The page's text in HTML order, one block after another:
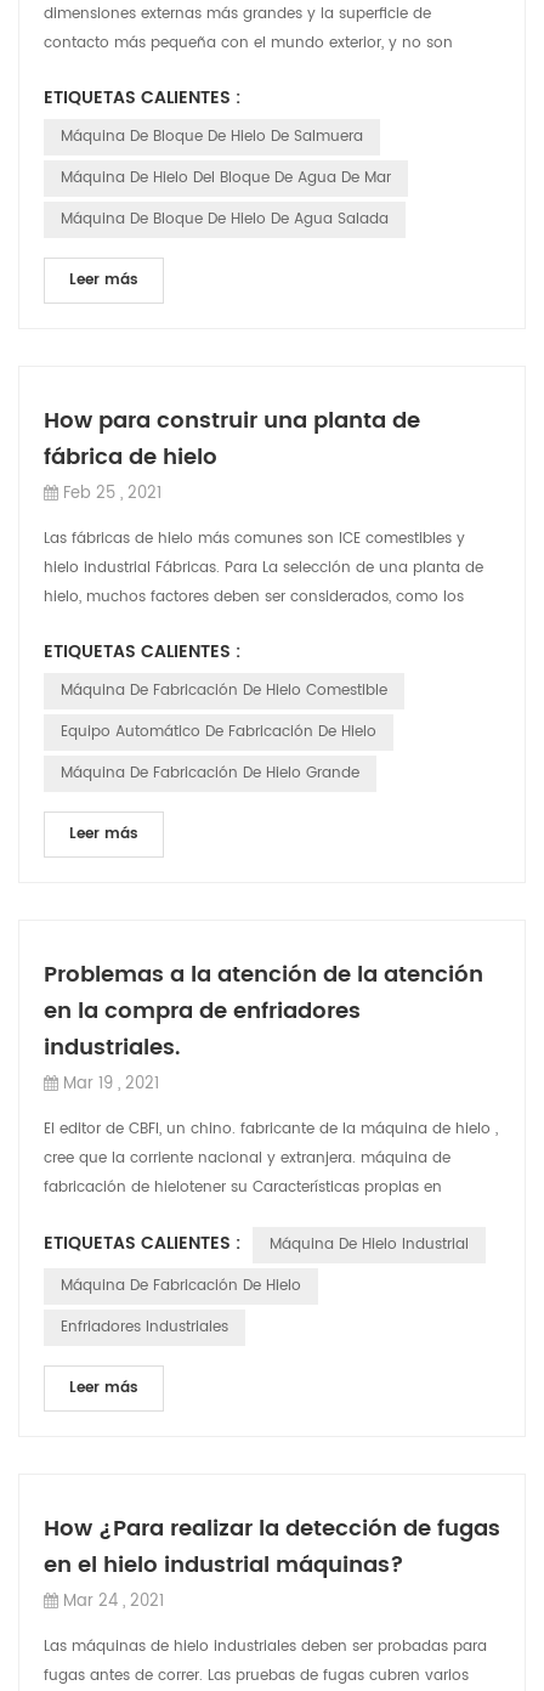
dimensiones externas más grandes y la superficie de
contacto más pequeña con el mundo exterior, y no son
ETIQUETAS CALIENTES :
Máquina De Bloque De Hielo De Salmuera
Máquina De Hielo Del Bloque De Agua De Mar
Máquina De Bloque De Hielo De Agua Salada
Leer más
How para construir una planta de
fábrica de hielo
Feb 25 , 2021
Las fábricas de hielo más comunes son ICE comestibles y
hielo industrial Fábricas. Para La selección de una planta de
hielo, muchos factores deben ser considerados, como los
ETIQUETAS CALIENTES :
Máquina De Fabricación De Hielo Comestible
Equipo Automático De Fabricación De Hielo
Máquina De Fabricación De Hielo Grande
Leer más
Problemas a la atención de la atención
en la compra de enfriadores
industriales.
Mar 19 , 2021
El editor de CBFI, un chino. fabricante de la máquina de hielo ,
cree que la corriente nacional y extranjera. máquina de
fabricación de hielotener su Características propias en
ETIQUETAS CALIENTES :
Máquina De Hielo Industrial
Máquina De Fabricación De Hielo
Enfriadores Industriales
Leer más
How ¿Para realizar la detección de fugas
en el hielo industrial máquinas?
Mar 24 , 2021
Las máquinas de hielo industriales deben ser probadas para
fugas antes de correr. Las pruebas de fugas cubren varios